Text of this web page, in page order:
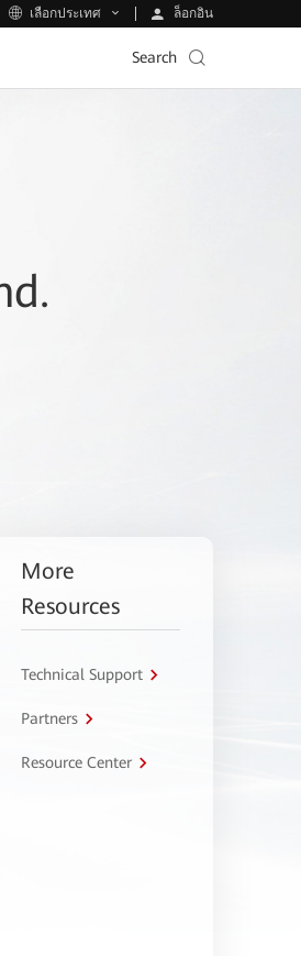
เลือกประเทศ ล็อกอิน
Search
More
Resources
Technical Support
Partners
Resource Center